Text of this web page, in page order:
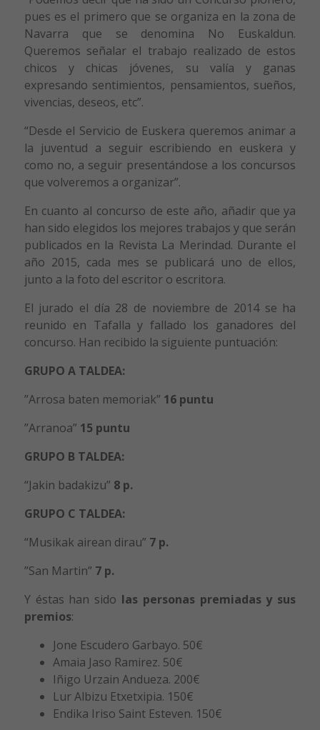
pues es el primero que se organiza en la zona de
Navarra que se denomina No Euskaldun.
Queremos señalar el trabajo realizado de estos
chicos y chicas jóvenes, su valía y ganas
expresando sentimientos, pensamientos, sueños,
vivencias, deseos, etc”.
“Desde el Servicio de Euskera queremos animar a
la juventud a seguir escribiendo en euskera y
como no, a seguir presentándose a los concursos
que volveremos a organizar”.
En cuanto al concurso de este año, añadir que ya
han sido elegidos los mejores trabajos y que serán
publicados en la Revista La Merindad. Durante el
año 2015, cada mes se publicará uno de ellos,
junto a la foto del escritor o escritora.
El jurado el día 28 de noviembre de 2014 se ha
reunido en Tafalla y fallado los ganadores del
concurso. Han recibido la siguiente puntuación:
GRUPO A TALDEA:
”Arrosa baten memoriak” 16 puntu
”Arranoa” 15 puntu
GRUPO B TALDEA:
“Jakin badakizu” 8 p.
GRUPO C TALDEA:
“Musikak airean dirau” 7 p.
”San Martin” 7 p.
Y éstas han sido las personas premiadas y sus
premios:
Jone Escudero Garbayo. 50€
Amaia Jaso Ramirez. 50€
Iñigo Urzain Andueza. 200€
Lur Albizu Etxetxipia. 150€
Endika Iriso Saint Esteven. 150€